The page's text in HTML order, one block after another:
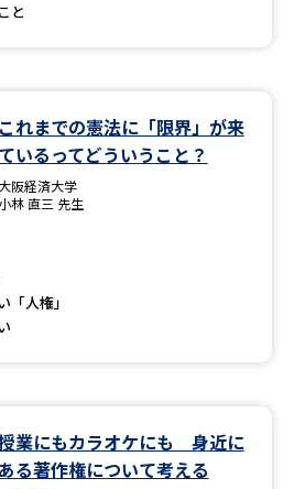
と
これまでの憲法に「限界」が来
ているってどういうこと？
大阪経済大学
小林 直三 先生
「人権」
業にもカラオケにも 身近に
ある著作権について考える